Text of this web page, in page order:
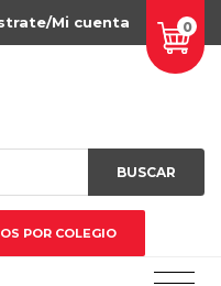
0
Mi cuenta
BUSCAR
POR COLEGIO